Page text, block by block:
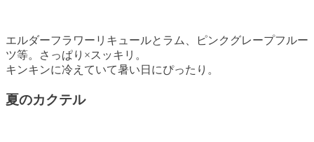
エルダーフラワーリキュールとラム、ピンクグレープフルー
ツ等。さっぱり×スッキリ。
キンキンに冷えていて暑い日にぴったり。
夏のカクテル